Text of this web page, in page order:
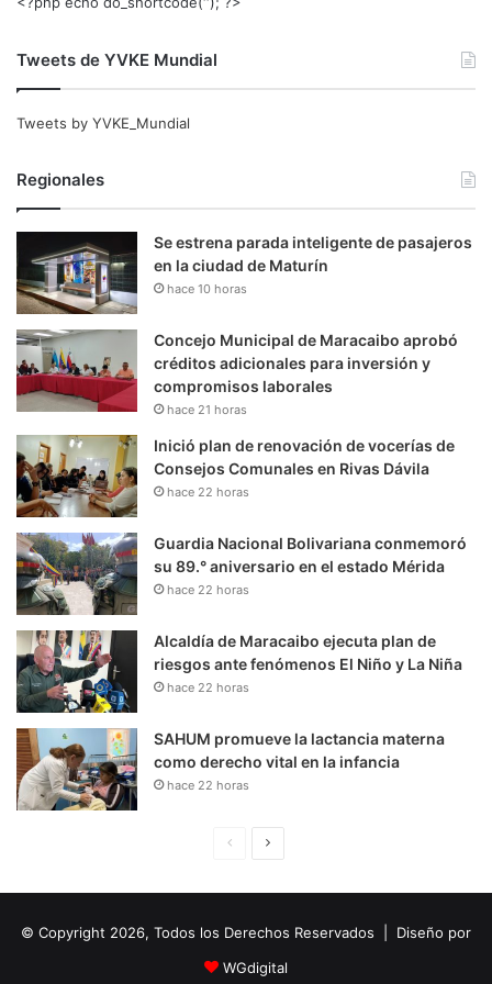
Tweets de YVKE Mundial
Tweets by YVKE_Mundial
Regionales
Se estrena parada inteligente de pasajeros
en la ciudad de Maturín
hace 10 horas
Concejo Municipal de Maracaibo aprobó
créditos adicionales para inversión y
compromisos laborales
hace 21 horas
Inició plan de renovación de vocerías de
Consejos Comunales en Rivas Dávila
hace 22 horas
Guardia Nacional Bolivariana conmemoró
su 89.° aniversario en el estado Mérida
hace 22 horas
Alcaldía de Maracaibo ejecuta plan de
riesgos ante fenómenos El Niño y La Niña
hace 22 horas
SAHUM promueve la lactancia materna
como derecho vital en la infancia
hace 22 horas
i
n
u
i
© Copyright 2026, Todos los Derechos Reservados | Diseño por
WGdigital